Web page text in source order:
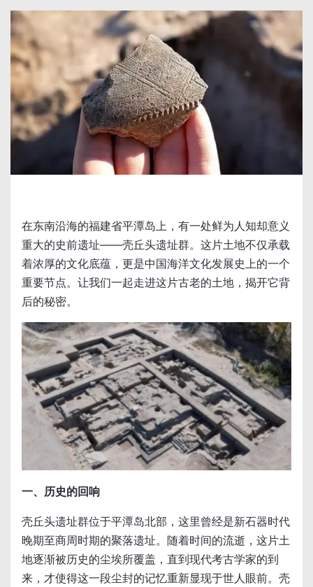
在东南沿海的福建省平潭岛上，有一处鲜为人知却意义
重大的史前遗址——壳丘头遗址群。这片土地不仅承载
着浓厚的文化底蕴，更是中国海洋文化发展史上的一个
重要节点。让我们一起走进这片古老的土地，揭开它背
后的秘密。
一、历史的回响
壳丘头遗址群位于平潭岛北部，这里曾经是新石器时代
晚期至商周时期的聚落遗址。随着时间的流逝，这片土
地逐渐被历史的尘埃所覆盖，直到现代考古学家的到
来，才使得这一段尘封的记忆重新显现于世人眼前。壳